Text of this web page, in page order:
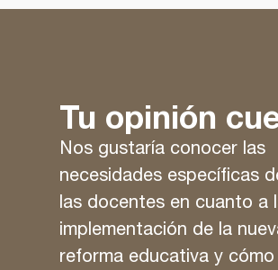
Tu opinión
Nos gustaría conocer las
necesidades específicas
las docentes en cuanto a
implementación de la
reforma educativa y cómo